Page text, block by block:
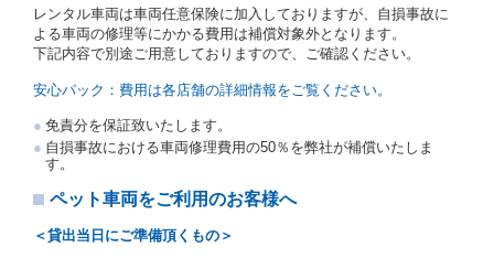
といいます。）の運転免許証の提示を求めるほか、そ
の写しの提出を求めることがあります。この場合、借
受人は、自己が運転者であるときは自己の運転免許証
の運転免許証を提示するものとします。
交通局長通達「レンタカーに関する基本通達」（自
旅第138号 平成7年6月13日）の２．(10)及び(11)の
注２）運転免許証とは、道路交通法第９２条に規定
される運転免許証のうち、道路交通法施行規則第１
９条別記様式第１４の書式の運転免許証をいいま
す。
レンタル車両は車両任意保険に加入しておりますが、自損事故に
よる車両の修理等にかかる費用は補償対象外となります。
下記内容で別途ご用意しておりますので、ご確認ください。
安心パック：費用は各店舗の詳細情報をご覧ください。
免責分を保証致いたします。
自損事故における車両修理費用の50％を弊社が補償いたしま
す。
ペット車両をご利用のお客様へ
＜貸出当日にご準備頂くもの＞